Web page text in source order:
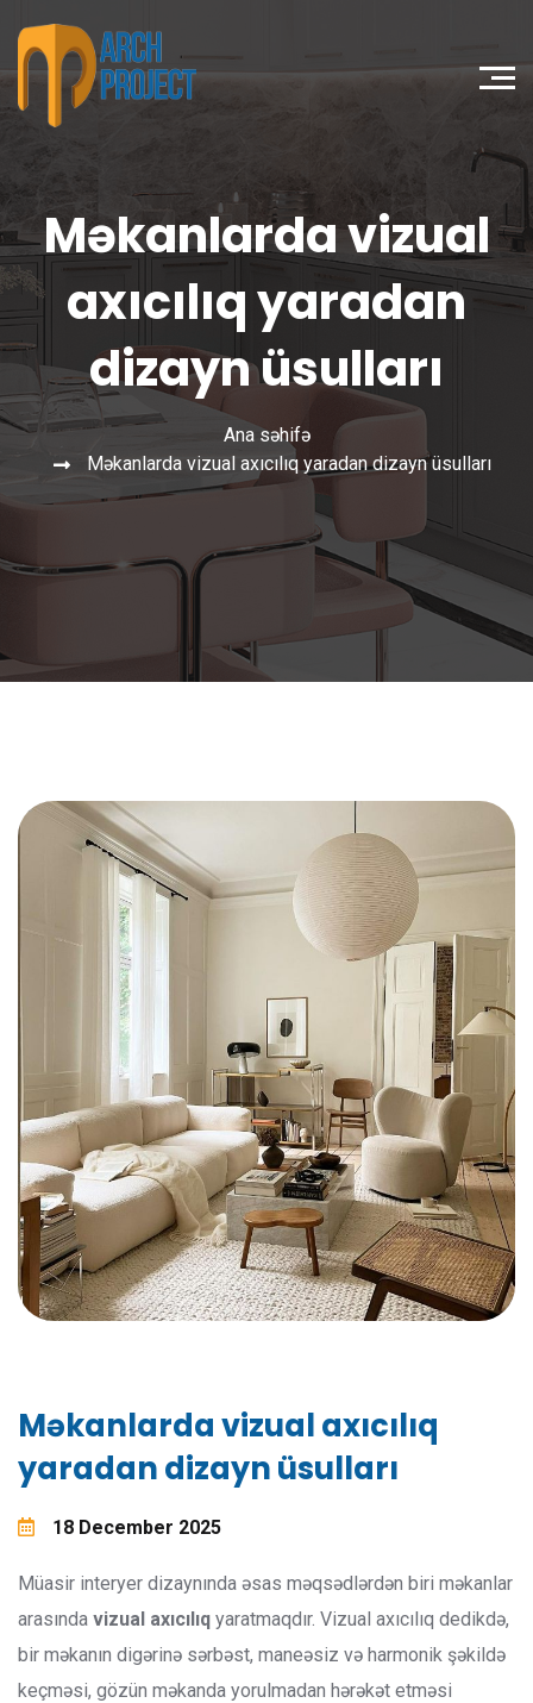
Məkanlarda vizual
axıcılıq yaradan
dizayn üsulları
Ana səhifə
Məkanlarda vizual axıcılıq yaradan dizayn üsulları
Məkanlarda vizual axıcılıq
yaradan dizayn üsulları
18 December 2025
Müasir interyer dizaynında əsas məqsədlərdən biri məkanlar
arasında vizual axıcılıq yaratmaqdır. Vizual axıcılıq dedikdə,
bir məkanın digərinə sərbəst, maneəsiz və harmonik şəkildə
keçməsi, gözün məkanda yorulmadan hərəkət etməsi